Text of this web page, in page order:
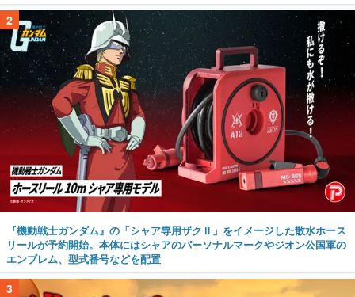
2
『機動戦士ガンダム』の「シャア専用ザクⅡ」をイメージした散水ホース
リールが予約開始。本体にはシャアのパーソナルマークやジオン公国軍の
エンブレム、型式番号などを配置
3